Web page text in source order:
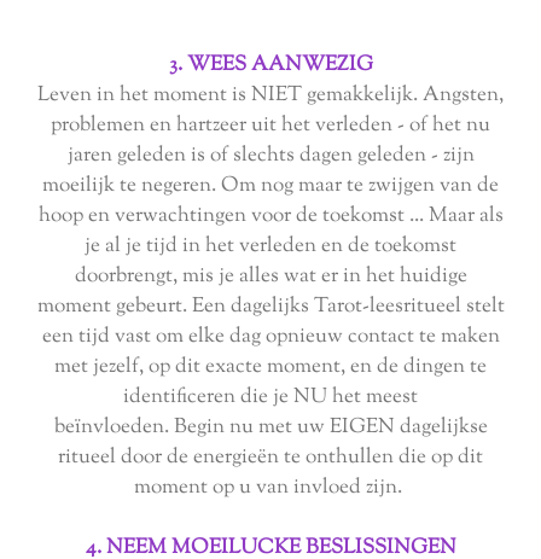
3. WEES AANWEZIG
Leven in het moment is NIET gemakkelijk. Angsten,
problemen en hartzeer uit het verleden - of het nu
jaren geleden is of slechts dagen geleden - zijn
moeilijk te negeren. Om nog maar te zwijgen van de
hoop en verwachtingen voor de toekomst ... Maar als
je al je tijd in het verleden en de toekomst
doorbrengt, mis je alles wat er in het huidige
moment gebeurt. Een dagelijks Tarot-leesritueel stelt
een tijd vast om elke dag opnieuw contact te maken
met jezelf, op dit exacte moment, en de dingen te
identificeren die je NU het meest
beïnvloeden. Begin nu met uw EIGEN dagelijkse
ritueel door de energieën te onthullen die op dit
moment op u van invloed zijn.
4. NEEM MOEILUCKE BESLISSINGEN